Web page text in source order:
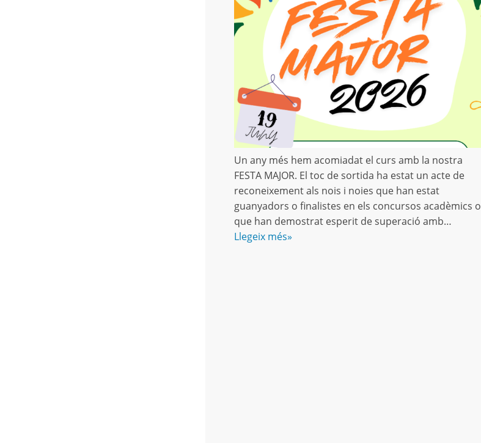
Un any més hem acomiadat el curs amb la nostra
FESTA MAJOR. El toc de sortida ha estat un acte de
reconeixement als nois i noies que han estat
guanyadors o finalistes en els concursos acadèmics o
que han demostrat esperit de superació amb…
Llegeix més»